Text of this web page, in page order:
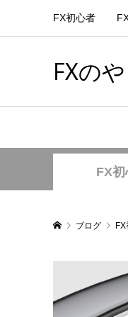
FX初心者
FXの
FX
ブログ